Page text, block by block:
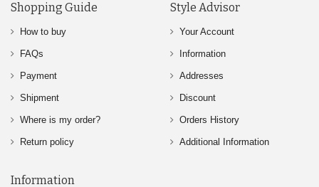
Shopping Guide
How to buy
FAQs
Payment
Shipment
Where is my order?
Return policy
Style Advisor
Your Account
Information
Addresses
Discount
Orders History
Additional Information
Information